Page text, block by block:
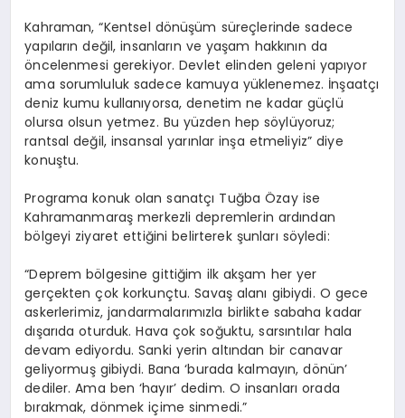
Kahraman, “Kentsel dönüşüm süreçlerinde sadece
yapıların değil, insanların ve yaşam hakkının da
öncelenmesi gerekiyor. Devlet elinden geleni yapıyor
ama sorumluluk sadece kamuya yüklenemez. İnşaatçı
deniz kumu kullanıyorsa, denetim ne kadar güçlü
olursa olsun yetmez. Bu yüzden hep söylüyoruz;
rantsal değil, insansal yarınlar inşa etmeliyiz” diye
konuştu.
Programa konuk olan sanatçı Tuğba Özay ise
Kahramanmaraş merkezli depremlerin ardından
bölgeyi ziyaret ettiğini belirterek şunları söyledi:
“Deprem bölgesine gittiğim ilk akşam her yer
gerçekten çok korkunçtu. Savaş alanı gibiydi. O gece
askerlerimiz, jandarmalarımızla birlikte sabaha kadar
dışarıda oturduk. Hava çok soğuktu, sarsıntılar hala
devam ediyordu. Sanki yerin altından bir canavar
geliyormuş gibiydi. Bana ‘burada kalmayın, dönün’
dediler. Ama ben ‘hayır’ dedim. O insanları orada
bırakmak, dönmek içime sinmedi.”